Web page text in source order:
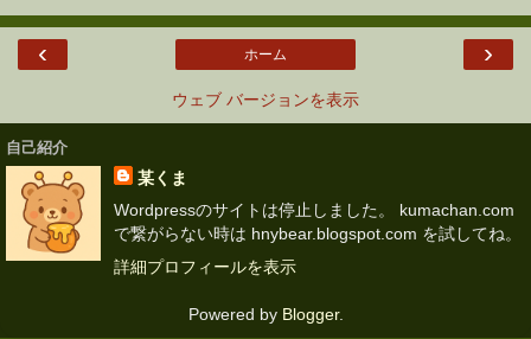
‹ ›
ホーム
ウェブ バージョンを表示
自己紹介
某くま
Wordpressのサイトは停止しました。 kumachan.com
で繋がらない時は hnybear.blogspot.com を試してね。
詳細プロフィールを表示
Powered by Blogger.